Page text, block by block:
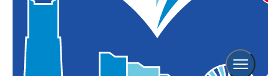
Spot